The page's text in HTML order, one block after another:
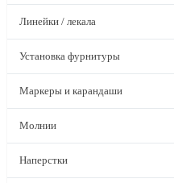
Линейки / лекала
Установка фурнитуры
Маркеры и карандаши
Молнии
Наперстки